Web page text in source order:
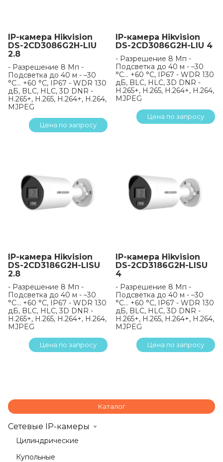
IP-камера Hikvision
DS-2CD3086G2H-LIU
2.8
- Разрешение 8 Мп -
Подсветка до 40 м - –30
°C… +60 °C, IP67 - WDR 130
дБ, BLC, HLC, 3D DNR -
H.265+, H.265, H.264+, H.264,
MJPEG
Цена по запросу
IP-камера Hikvision
DS-2CD3086G2H-LIU 4
- Разрешение 8 Мп -
Подсветка до 40 м - –30
°C… +60 °C, IP67 - WDR 130
дБ, BLC, HLC, 3D DNR -
H.265+, H.265, H.264+, H.264,
MJPEG
Цена по запросу
IP-камера Hikvision
DS-2CD3186G2H-LISU
2.8
- Разрешение 8 Мп -
Подсветка до 40 м - –30
°C… +60 °C, IP67 - WDR 130
дБ, BLC, HLC, 3D DNR -
H.265+, H.265, H.264+, H.264,
MJPEG
Цена по запросу
IP-камера Hikvision
DS-2CD3186G2H-LISU
4
- Разрешение 8 Мп -
Подсветка до 40 м - –30
°C… +60 °C, IP67 - WDR 130
дБ, BLC, HLC, 3D DNR -
H.265+, H.265, H.264+, H.264,
MJPEG
Цена по запросу
Каталог
Сетевые IP-камеры
Цилиндрические
Купольные